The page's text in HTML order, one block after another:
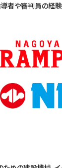
者や審判員の経